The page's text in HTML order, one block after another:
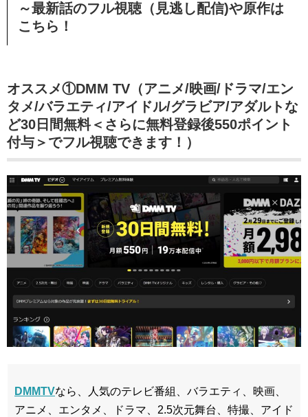
～最新話のフル視聴（見逃し配信)や原作は
こちら！
オススメ①DMM TV（アニメ/映画/ドラマ/エン
タメ/バラエティ/アイドル/グラビア/アダルトな
ど30日間無料＜さらに無料登録後550ポイント
付与＞でフル視聴できます！）
DMMTVなら、人気のテレビ番組、バラエティ、映画、
アニメ、エンタメ、ドラマ、2.5次元舞台、特撮、アイド